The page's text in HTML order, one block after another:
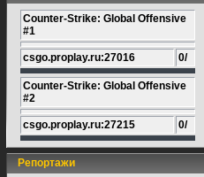
Counter-Strike: Global Offensive
#1
csgo.proplay.ru:27016 0/
Counter-Strike: Global Offensive
#2
csgo.proplay.ru:27215 0/
Репортажи